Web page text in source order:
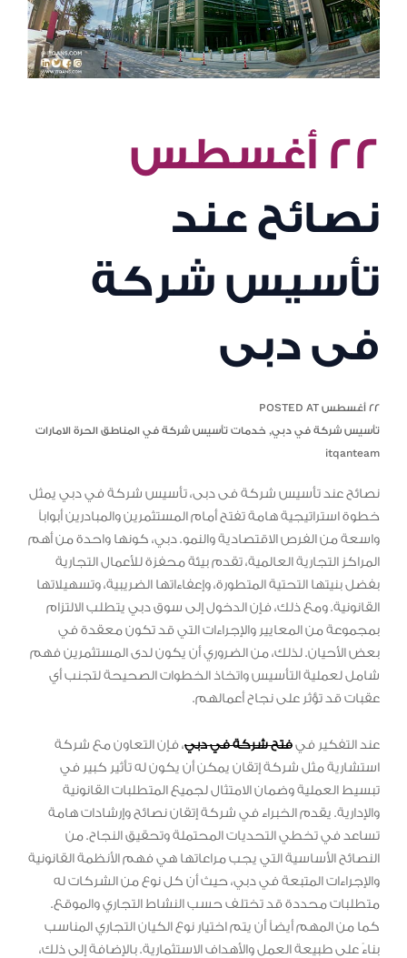
٢٢ أغسطس
نصائح عند
تأسيس شركة
فى دبى
٢٢ أغسطس POSTED AT
تأسيس شركة في دبي, خدمات تأسيس شركة في المناطق الحرة الامارات
itqanteam
نصائح عند تأسيس شركة فى دبى، تأسيس شركة في دبي يمثل
خطوة استراتيجية هامة تفتح أمام المستثمرين والمبادرين أبواباً
واسعة من الفرص الاقتصادية والنمو. دبي، كونها واحدة من أهم
المراكز التجارية العالمية، تقدم بيئة محفزة للأعمال التجارية
بفضل بنيتها التحتية المتطورة، وإعفاءاتها الضريبية، وتسهيلاتها
القانونية. ومع ذلك، فإن الدخول إلى سوق دبي يتطلب الالتزام
بمجموعة من المعايير والإجراءات التي قد تكون معقدة في
بعض الأحيان. لذلك، من الضروري أن يكون لدى المستثمرين فهم
شامل لعملية التأسيس واتخاذ الخطوات الصحيحة لتجنب أي
عقبات قد تؤثر على نجاح أعمالهم.
عند التفكير فيفتح شركة في دبي، فإن التعاون مع شركة
استشارية مثل شركة إتقان يمكن أن يكون له تأثير كبير في
تبسيط العملية وضمان الامتثال لجميع المتطلبات القانونية
والإدارية. يقدم الخبراء في شركة إتقان نصائح وإرشادات هامة
تساعد في تخطي التحديات المحتملة وتحقيق النجاح. من
النصائح الأساسية التي يجب مراعاتها هي فهم الأنظمة القانونية
والإجراءات المتبعة في دبي، حيث أن كل نوع من الشركات له
متطلبات محددة قد تختلف حسب النشاط التجاري والموقع.
كما من المهم أيضاً أن يتم اختيار نوع الكيان التجاري المناسب
بناءً على طبيعة العمل والأهداف الاستثمارية. بالإضافة إلى ذلك،